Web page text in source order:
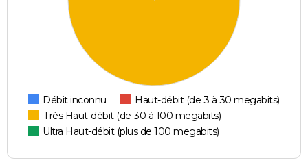
Débit inconnu
Haut-débit (de 3 à 30 megabits)
Très Haut-débit (de 30 à 100 megabits)
Ultra Haut-débit (plus de 100 megabits)